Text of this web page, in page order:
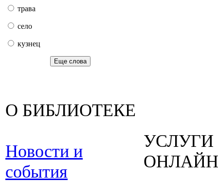
трава
село
кузнец
Еще слова
О БИБЛИОТЕКЕ
Новости и
события
УСЛУГИ
ОНЛАЙН